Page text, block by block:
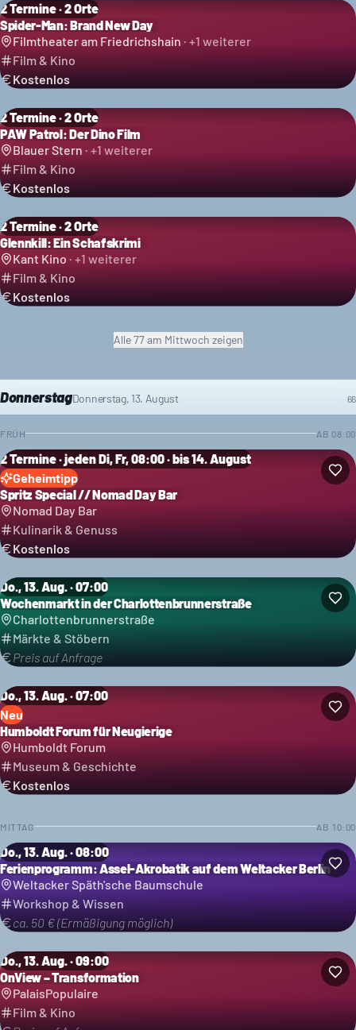
2 Termine · 2 Orte
Spider-Man: Brand New Day
Filmtheater am Friedrichshain · +1 weiterer
Film & Kino
Kostenlos
2 Termine · 2 Orte
PAW Patrol: Der Dino Film
Blauer Stern · +1 weiterer
Film & Kino
Kostenlos
2 Termine · 2 Orte
Glennkill: Ein Schafskrimi
Kant Kino · +1 weiterer
Film & Kino
Kostenlos
Alle77 am Mittwoch zeigen
DonnerstagDonnerstag, 13. August 66
FRÜH AB 08:00
2 Termine · jeden Di, Fr, 08:00 · bis 14. August
Geheimtipp
Spritz Special // Nomad Day Bar
Nomad Day Bar
Kulinarik & Genuss
Kostenlos
Do., 13. Aug. · 07:00
Wochenmarkt in der Charlottenbrunnerstraße
Charlottenbrunnerstraße
Märkte & Stöbern
Preis auf Anfrage
Do., 13. Aug. · 07:00
Neu
Humboldt Forum für Neugierige
Humboldt Forum
Museum & Geschichte
Kostenlos
MITTAG AB 10:00
Do., 13. Aug. · 08:00
Ferienprogramm: Assel-Akrobatik auf dem Weltacker Berlin
Weltacker Späth'sche Baumschule
Workshop & Wissen
ca. 50 € (Ermäßigung möglich)
Do., 13. Aug. · 09:00
OnView – Transformation
PalaisPopulaire
Film & Kino